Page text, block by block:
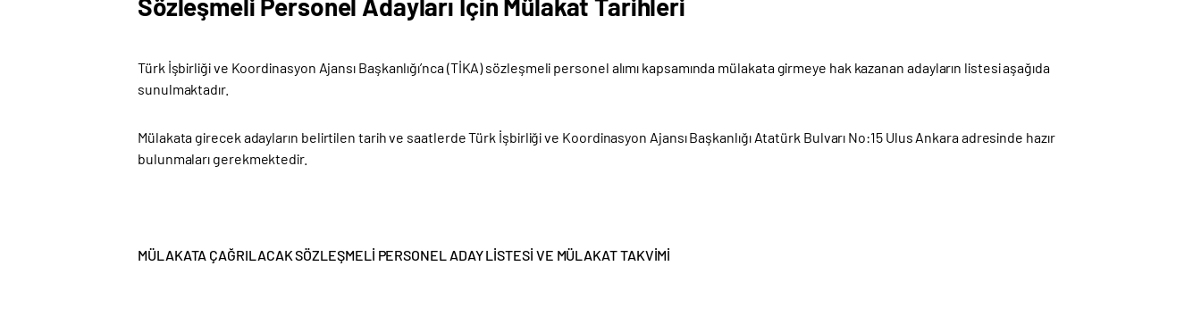
Sözleşmeli Personel Adayları İçin Mülakat Tarihleri
Türk İşbirliği ve Koordinasyon Ajansı Başkanlığı’nca (TİKA) sözleşmeli personel alımı kapsamında mülakata girmeye hak kazanan adayların listesi aşağıda
sunulmaktadır.
Mülakata girecek adayların belirtilen tarih ve saatlerde Türk İşbirliği ve Koordinasyon Ajansı Başkanlığı Atatürk Bulvarı No:15 Ulus Ankara adresinde hazır
bulunmaları gerekmektedir.
MÜLAKATA ÇAĞRILACAK SÖZLEŞMELİ PERSONEL ADAY LİSTESİ VE MÜLAKAT TAKVİMİ